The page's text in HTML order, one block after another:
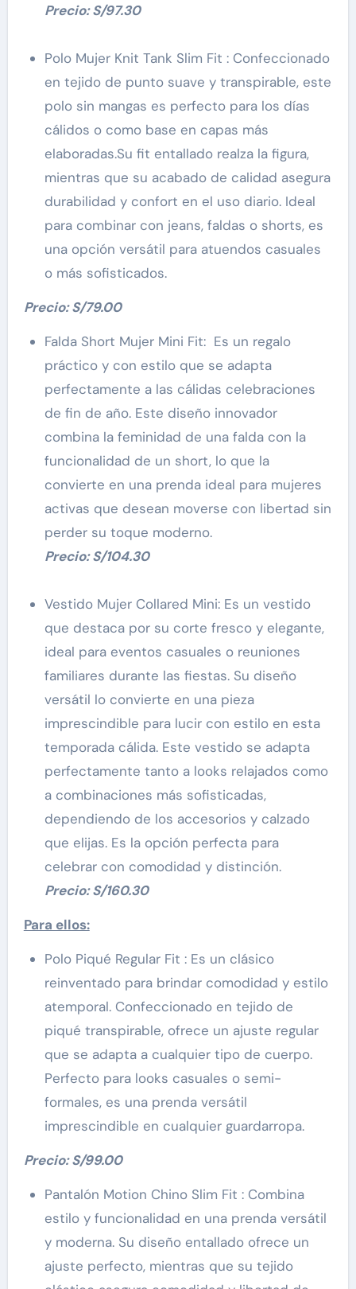
Precio: S/97.30
Polo Mujer Knit Tank Slim Fit : Confeccionado
en tejido de punto suave y transpirable, este
polo sin mangas es perfecto para los días
cálidos o como base en capas más
elaboradas.Su fit entallado realza la figura,
mientras que su acabado de calidad asegura
durabilidad y confort en el uso diario. Ideal
para combinar con jeans, faldas o shorts, es
una opción versátil para atuendos casuales
o más sofisticados.
Precio: S/79.00
Falda Short Mujer Mini Fit: Es un regalo
práctico y con estilo que se adapta
perfectamente a las cálidas celebraciones
de fin de año. Este diseño innovador
combina la feminidad de una falda con la
funcionalidad de un short, lo que la
convierte en una prenda ideal para mujeres
activas que desean moverse con libertad sin
perder su toque moderno.
Precio: S/104.30
Vestido Mujer Collared Mini: Es un vestido
que destaca por su corte fresco y elegante,
ideal para eventos casuales o reuniones
familiares durante las fiestas. Su diseño
versátil lo convierte en una pieza
imprescindible para lucir con estilo en esta
temporada cálida. Este vestido se adapta
perfectamente tanto a looks relajados como
a combinaciones más sofisticadas,
dependiendo de los accesorios y calzado
que elijas. Es la opción perfecta para
celebrar con comodidad y distinción.
Precio: S/160.30
Para ellos:
Polo Piqué Regular Fit : Es un clásico
reinventado para brindar comodidad y estilo
atemporal. Confeccionado en tejido de
piqué transpirable, ofrece un ajuste regular
que se adapta a cualquier tipo de cuerpo.
Perfecto para looks casuales o semi-
formales, es una prenda versátil
imprescindible en cualquier guardarropa.
Precio: S/99.00
Pantalón Motion Chino Slim Fit : Combina
estilo y funcionalidad en una prenda versátil
y moderna. Su diseño entallado ofrece un
ajuste perfecto, mientras que su tejido